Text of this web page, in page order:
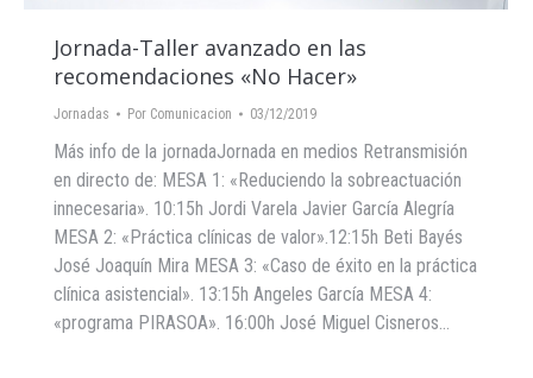
Jornada-Taller avanzado en las
recomendaciones «No Hacer»
Jornadas Por Comunicacion 03/12/2019
Más info de la jornadaJornada en medios Retransmisión
en directo de: MESA 1: «Reduciendo la sobreactuación
innecesaria». 10:15h Jordi Varela Javier García Alegría
MESA 2: «Práctica clínicas de valor».12:15h Beti Bayés
José Joaquín Mira MESA 3: «Caso de éxito en la práctica
clínica asistencial». 13:15h Angeles García MESA 4:
«programa PIRASOA». 16:00h José Miguel Cisneros…